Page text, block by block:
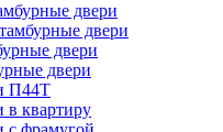
двери
двери
двери
двери
П44Т
в квартиру